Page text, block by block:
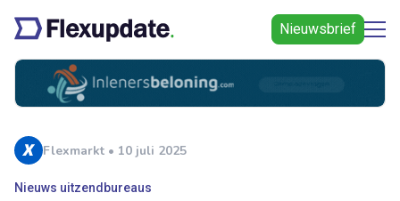
Nieuwsbrief
Flexmarkt • 10 juli 2025
Nieuws uitzendbureaus